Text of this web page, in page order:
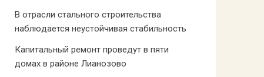
В отрасли стального строительства
наблюдается неустойчивая стабильность
Капитальный ремонт проведут в пяти
домах в районе Лианозово